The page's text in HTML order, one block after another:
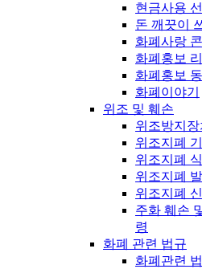
현금사용
돈 깨끗이
화폐사랑
화폐홍보
화폐홍보
화폐이야기
위조 및 훼손
위조방지장
위조지폐
위조지폐
위조지폐
위조지폐
주화 훼손
령
화폐 관련 법규
화폐관련